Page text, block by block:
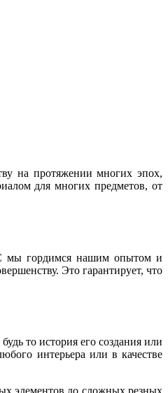
на протяжении многих эпох,
для многих предметов, от
мы гордимся нашим опытом и
Это гарантирует, что
то история его создания или
интерьера или в качестве